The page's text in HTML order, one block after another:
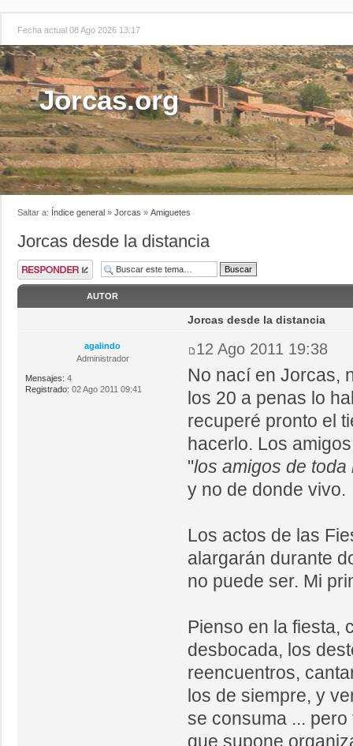
Fecha actual 08 Ago 2026 13:17
Jorcas.org
Saltar a: Índice general » Jorcas » Amiguetes
Jorcas desde la distancia
AUTOR
agalindo
Administrador
Mensajes: 4
Registrado: 02 Ago 2011 09:41
Jorcas desde la distancia
12 Ago 2011 19:38
No nací en Jorcas,
los 20 a penas lo
recuperé pronto el
hacerlo. Los
"los amigos de toda
y no de donde vivo.
Los actos de las
alargarán durante
no puede ser. Mi
Pienso en la fiesta,
desbocada, los
reencuentros,
los de siempre, y
se consuma ...
que supone